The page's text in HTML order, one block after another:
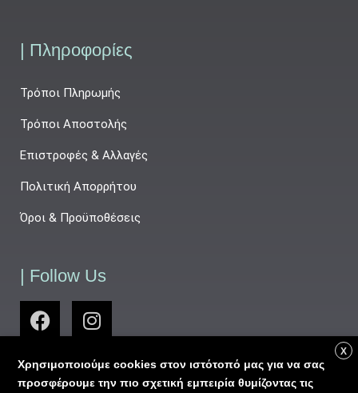
| Πληροφορίες
Τρόποι Πληρωμής
Τρόποι Αποστολής
Επιστροφές & Αλλαγές
Πολιτική Απορρήτου
Όροι & Προϋποθέσεις
| Follow Us
X
Χρησιμοποιούμε cookies στον ιστότοπό μας για να σας
προσφέρουμε την πιο σχετική εμπειρία θυμίζοντας τις